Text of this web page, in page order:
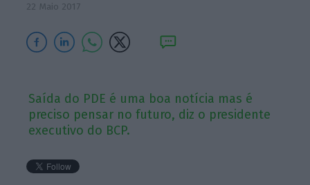
22 Maio 2017
Saída do PDE é uma boa notícia mas é
preciso pensar no futuro, diz o presidente
executivo do BCP.